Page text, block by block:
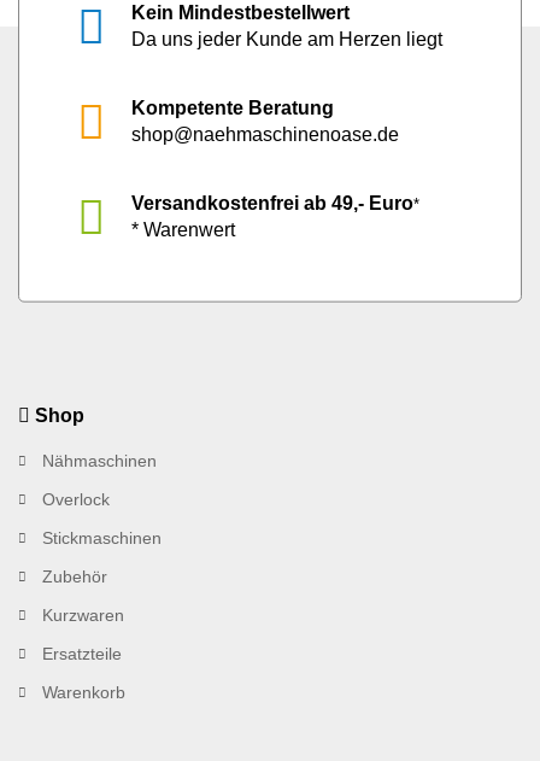
Kein Mindestbestellwert
Da uns jeder Kunde am Herzen liegt
Kompetente Beratung
shop@naehmaschinenoase.de
Versandkostenfrei ab 49,- Euro*
* Warenwert
Shop
Nähmaschinen
Overlock
Stickmaschinen
Zubehör
Kurzwaren
Ersatzteile
Warenkorb